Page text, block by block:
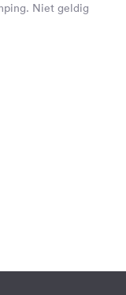
Niet geldig